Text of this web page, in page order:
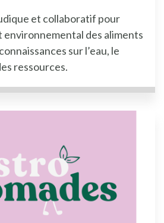
et collaboratif pour
environnemental des aliments
sur l’eau, le
ressources.